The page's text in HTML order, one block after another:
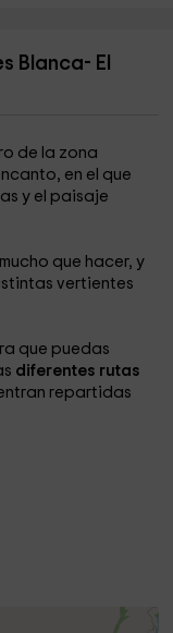
Blanca- El
de la zona
en el que
y el paisaje
que hacer, y
vertientes
que puedas
diferentes rutas
repartidas